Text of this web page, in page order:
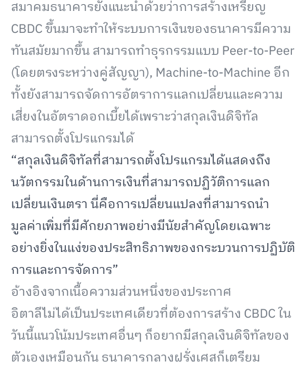
สมาคมธนาคารยังแนะนำด้วยว่าการสร้างเหรียญ
CBDC ขึ้นมาจะทำให้ระบบการเงินของธนาคารมีความ
ทันสมัยมากขึ้น สามารถทำธุรกรรมแบบ Peer-to-Peer
(โดยตรงระหว่างคู่สัญญา), Machine-to-Machine อีก
ทั้งยังสามารถจัดการอัตราการแลกเปลี่ยนและความ
เสี่ยงในอัตราดอกเบี้ยได้เพราะว่าสกุลเงินดิจิทัล
สามารถตั้งโปรแกรมได้
“สกุลเงินดิจิทัลที่สามารถตั้งโปรแกรมได้แสดงถึง
นวัตกรรมในด้านการเงินที่สามารถปฏิวัติการแลก
เปลี่ยนเงินตรา นี่คือการเปลี่ยนแปลงที่สามารถนำ
มูลค่าเพิ่มที่มีศักยภาพอย่างมีนัยสำคัญโดยเฉพาะ
อย่างยิ่งในแง่ของประสิทธิภาพของกระบวนการปฏิบัติ
การและการจัดการ”
อ้างอิงจากเนื้อความส่วนหนึ่งของประกาศ
อิตาลีไม่ได้เป็นประเทศเดียวที่ต้องการสร้าง CBDC ใน
วันนี้แนวโน้มประเทศอื่นๆ ก็อยากมีสกุลเงินดิจิทัลของ
ตัวเองเหมือนกัน ธนาคารกลางฝรั่งเศสก็เตรียม